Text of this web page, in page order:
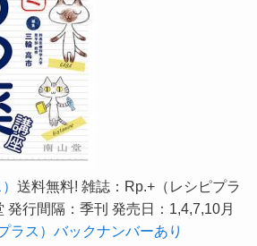
送料無料! 雑誌：Rp.+（レシピプラ
発行間隔：季刊 発売日：1,4,7,10月
ラス）バックナンバーあり